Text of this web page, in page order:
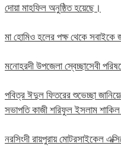
দোয়া মাহফিল অনুষ্ঠিত হয়েছে।
মা হোমিও হলের পক্ষ থেকে সবাইকে
মনোহরদী উপজেলা স্বেচ্ছাসেবী
পবিত্র ঈদুল ফিতরের শুভেচ্ছা
সভাপতি কাজী শরিফুল ইসলাম
নরসিংদী রায়পুরায় মোটরসাইকেল